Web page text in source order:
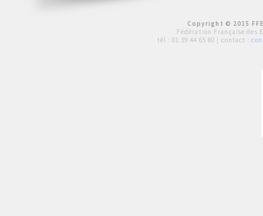
Copyright © 2015
Fédération Française des
tél : 01 39 44 65 80 | contact :